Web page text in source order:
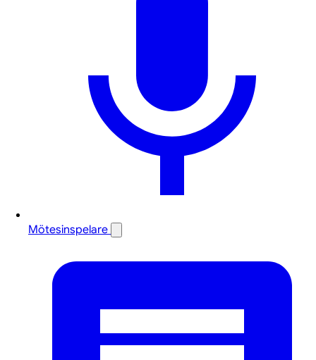
Mötesinspelare